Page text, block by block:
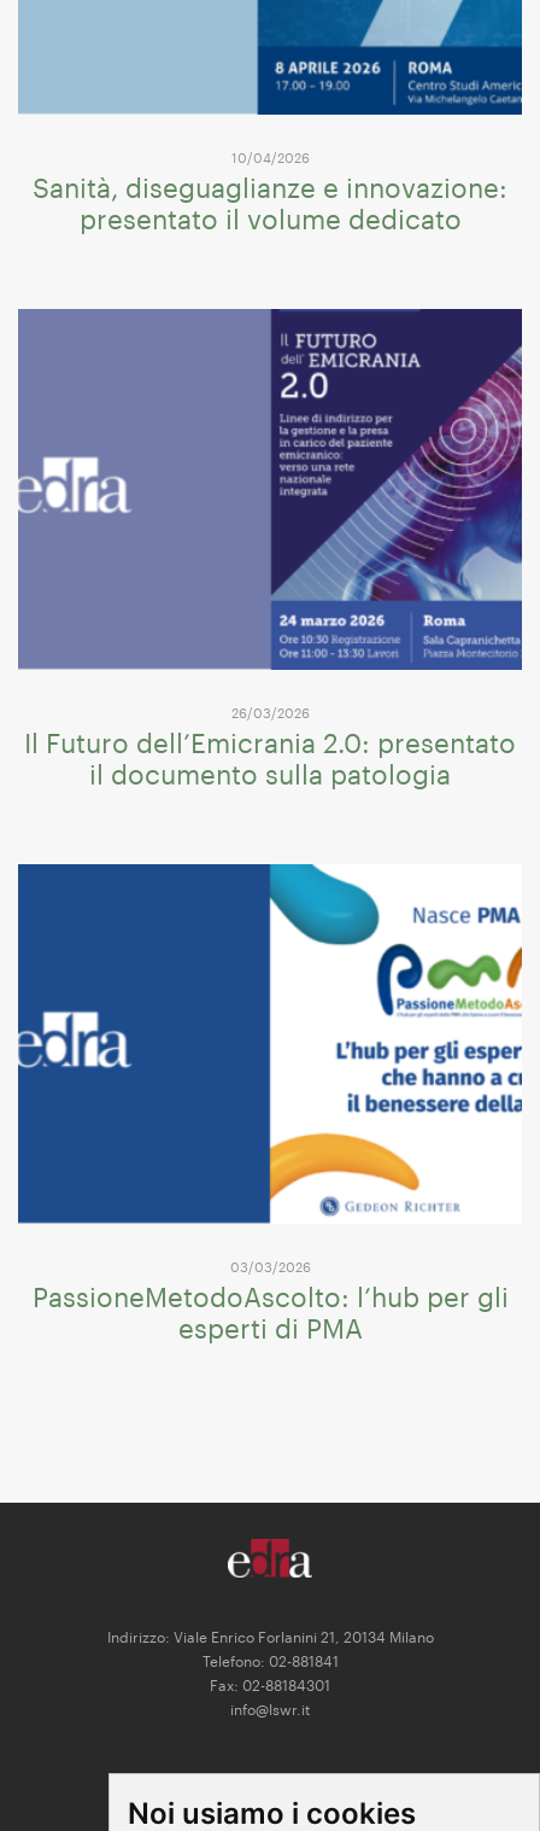
Noi usiamo i cookies
10/04/2026
Sanità, diseguaglianze e innovazione:
presentato il volume dedicato
26/03/2026
Il Futuro dell’Emicrania 2.0: presentato
il documento sulla patologia
03/03/2026
PassioneMetodoAscolto: l’hub per gli
esperti di PMA
Indirizzo: Viale Enrico Forlanini 21, 20134 Milano
Telefono: 02-881841
Fax: 02-88184301
info@lswr.it